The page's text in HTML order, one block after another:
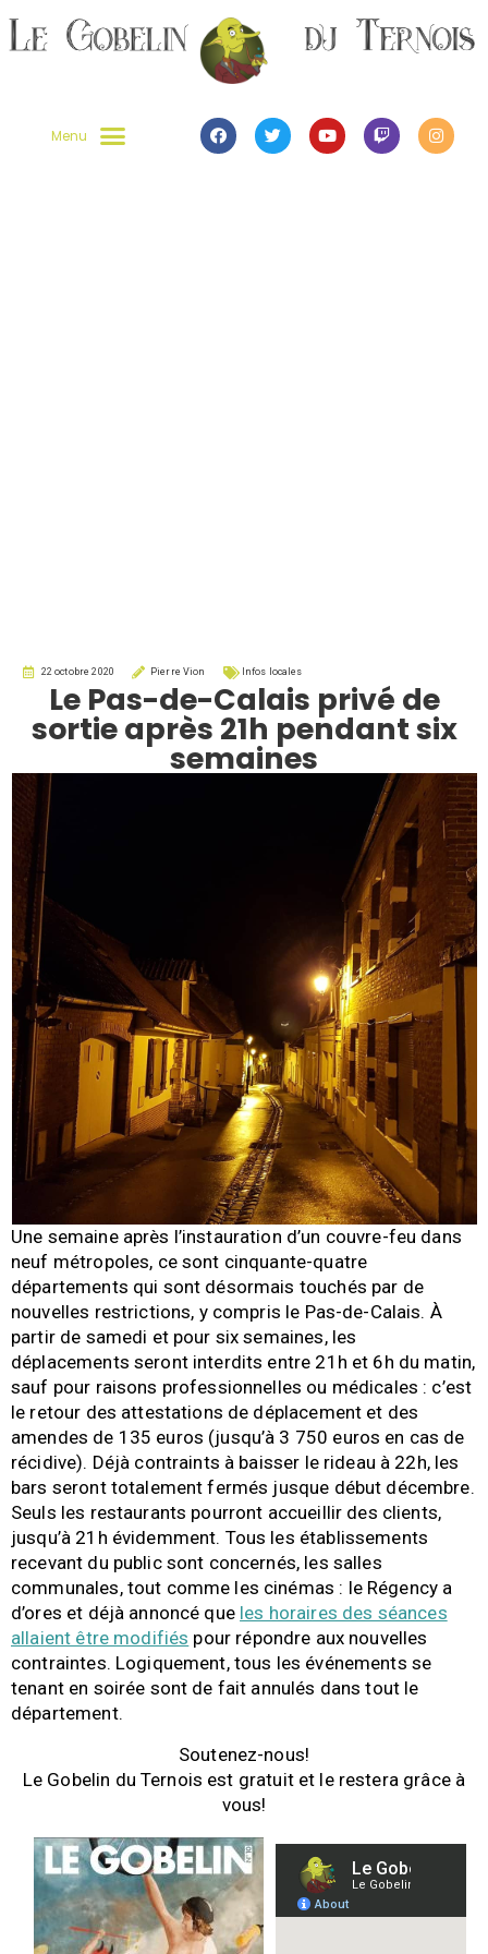
Le Pas-de-Calais privé de
sortie après 21h pendant six
semaines
22 octobre 2020 Pierre Vion Infos locales
Une semaine après l’instauration d’un couvre-feu dans
neuf métropoles, ce sont cinquante-quatre
départements qui sont désormais touchés par de
nouvelles restrictions, y compris le Pas-de-Calais. À
partir de samedi et pour six semaines, les
déplacements seront interdits entre 21h et 6h du matin,
sauf pour raisons professionnelles ou médicales : c’est
le retour des attestations de déplacement et des
amendes de 135 euros (jusqu’à 3 750 euros en cas de
récidive). Déjà contraints à baisser le rideau à 22h, les
bars seront totalement fermés jusque début décembre.
Seuls les restaurants pourront accueillir des clients,
jusqu’à 21h évidemment. Tous les établissements
recevant du public sont concernés, les salles
communales, tout comme les cinémas : le Régency a
d’ores et déjà annoncé que les horaires des séances
allaient être modifiés pour répondre aux nouvelles
contraintes. Logiquement, tous les événements se
tenant en soirée sont de fait annulés dans tout le
département.
Soutenez-nous!
Le Gobelin du Ternois est gratuit et le restera grâce à
vous!